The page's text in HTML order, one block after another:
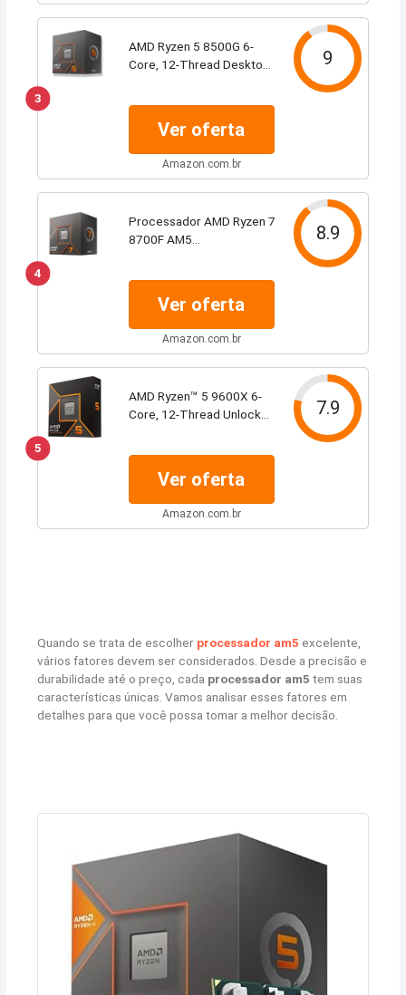
3
AMD Ryzen 5 8500G 6-
Core, 12-Thread Desktop
9
Ver oferta
Amazon.com.br
4
Processador AMD Ryzen 7
8700F AM5
8.9
Ver oferta
Amazon.com.br
5
AMD Ryzen™ 5 9600X 6-
Core, 12-Thread Unlocked
7.9
Ver oferta
Amazon.com.br
Quando se trata de escolher processador am5 excelente,
vários fatores devem ser considerados. Desde a precisão e
durabilidade até o preço, cada processador am5 tem suas
características únicas. Vamos analisar esses fatores em
detalhes para que você possa tomar a melhor decisão.